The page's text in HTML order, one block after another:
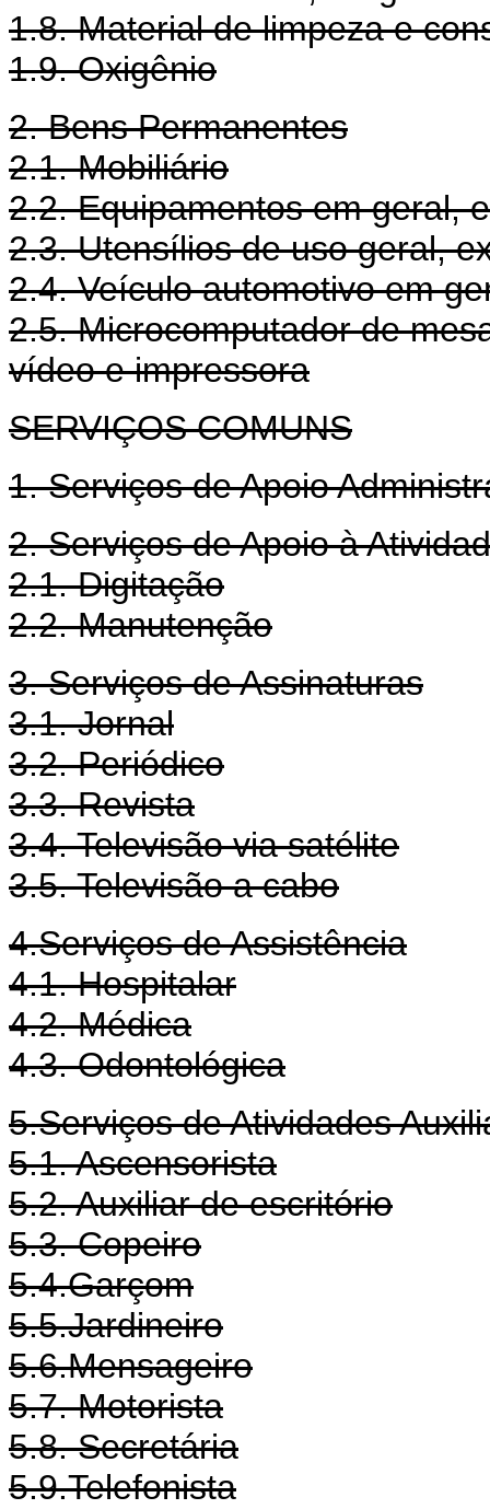
1.8. Material de limpeza e
1.9. Oxigênio
2. Bens Permanentes
2.1. Mobiliário
2.2. Equipamentos em geral,
2.3. Utensílios de uso geral,
2.4. Veículo automotivo em
2.5. Microcomputador de
vídeo e impressora
SERVIÇOS COMUNS
1. Serviços de Apoio
2. Serviços de Apoio à
2.1. Digitação
2.2. Manutenção
3. Serviços de Assinaturas
3.1. Jornal
3.2. Periódico
3.3. Revista
3.4. Televisão via satélite
3.5. Televisão a cabo
4.Serviços de Assistência
4.1. Hospitalar
4.2. Médica
4.3. Odontológica
5.Serviços de Atividades
5.1. Ascensorista
5.2. Auxiliar de escritório
5.3. Copeiro
5.4.Garçom
5.5.Jardineiro
5.6.Mensageiro
5.7. Motorista
5.8. Secretária
5.9.Telefonista